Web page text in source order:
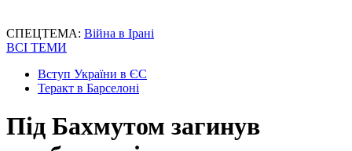
СПЕЦТЕМА: Війна в Ірані
ВСІ ТЕМИ
Вступ України в ЄС
Теракт в Барселоні
Під Бахмутом загинув